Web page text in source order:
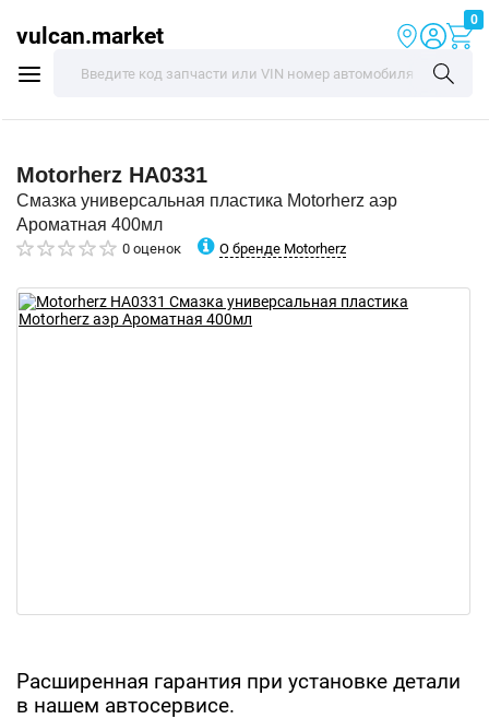
vulcan.market
0
Motorherz HA0331
Смазка универсальная пластика Motorherz аэр
Ароматная 400мл
0 оценок О бренде Motorherz
Расширенная гарантия при установке детали
в нашем автосервисе.